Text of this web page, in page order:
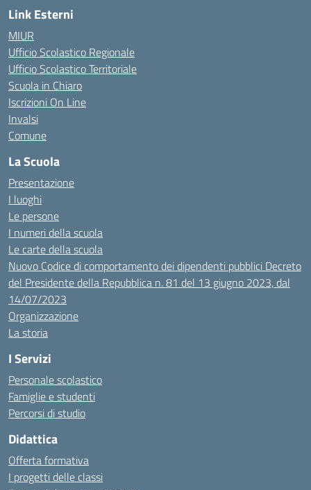
Link Esterni
MIUR
Ufficio Scolastico Regionale
Ufficio Scolastico Territoriale
Scuola in Chiaro
Iscrizioni On Line
Invalsi
Comune
La Scuola
Presentazione
I luoghi
Le persone
I numeri della scuola
Le carte della scuola
Nuovo Codice di comportamento dei dipendenti pubblici Decreto
del Presidente della Repubblica n. 81 del 13 giugno 2023, dal
14/07/2023
Organizzazione
La storia
I Servizi
Personale scolastico
Famiglie e studenti
Percorsi di studio
Didattica
Offerta formativa
I progetti delle classi